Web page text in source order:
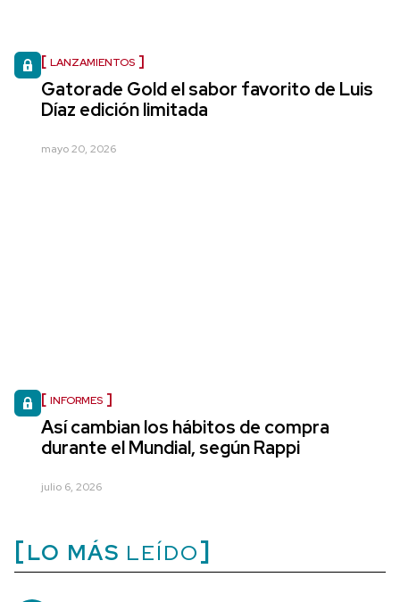
LANZAMIENTOS
Gatorade Gold el sabor favorito de Luis
Díaz edición limitada
mayo 20, 2026
INFORMES
Así cambian los hábitos de compra
durante el Mundial, según Rappi
julio 6, 2026
LO MÁS LEÍDO